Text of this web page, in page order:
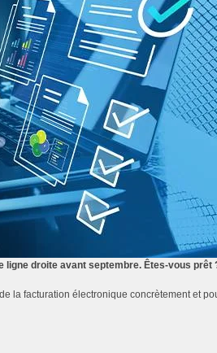
ligne droite avant septembre. Êtes-vous prêt
la facturation électronique concrètement et